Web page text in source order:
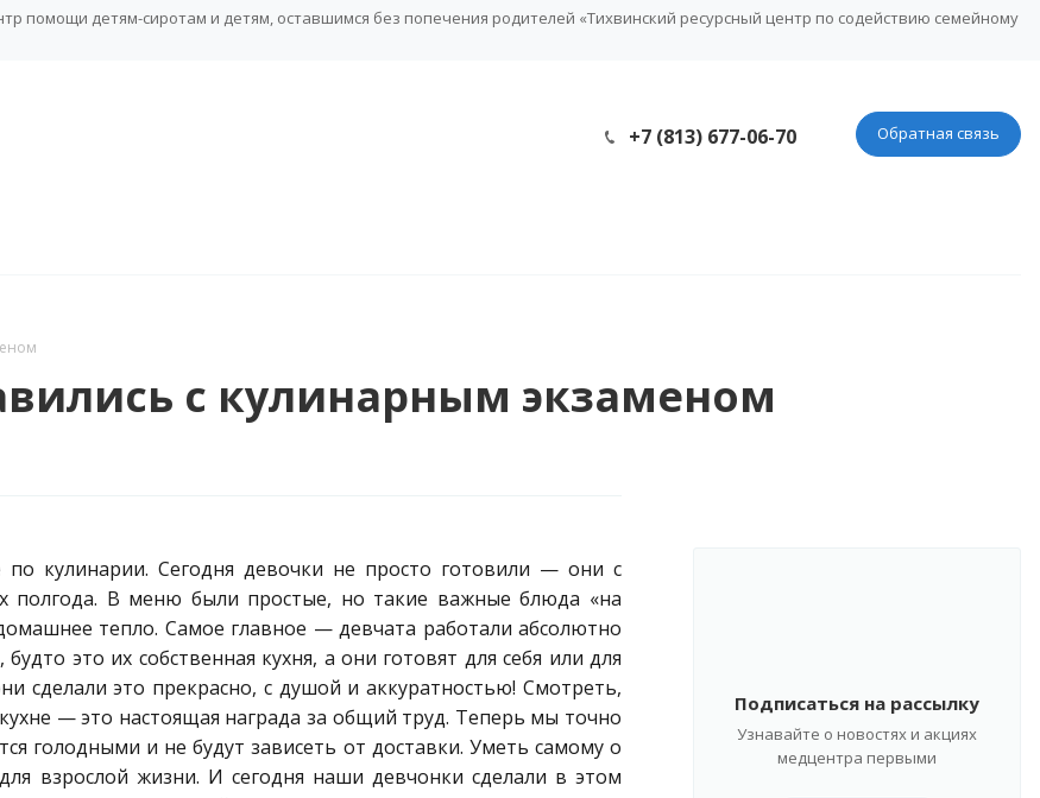
помощи детям-сиротам и детям, оставшимся без попечения родителей «Тихвинский ресурсный центр по содействию семейному
Обратная связь
+7 (813) 677-06-70
с кулинарным экзаменом
кулинарии. Сегодня девочки не просто готовили — они с
полгода. В меню были простые, но такие важные блюда «на
тепло. Самое главное — девчата работали абсолютно
это их собственная кухня, а они готовят для себя или для
сделали это прекрасно, с душой и аккуратностью! Смотреть,
— это настоящая награда за общий труд. Теперь мы точно
голодными и не будут зависеть от доставки. Уметь самому о
взрослой жизни. И сегодня наши девчонки сделали в этом
Подписаться на рассылку
Узнавайте о новостях и акциях
медцентра первыми